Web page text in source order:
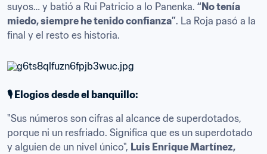
suyos… y batió a Rui Patricio a lo Panenka. “No tenía
miedo, siempre he tenido confianza”. La Roja pasó a la
final y el resto es historia.
🎙 Elogios desde el banquillo:
"Sus números son cifras al alcance de superdotados,
porque ni un resfriado. Significa que es un superdotado
y alguien de un nivel único", Luis Enrique Martínez,